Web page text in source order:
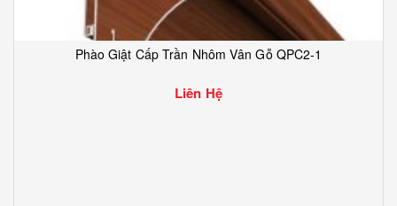
Phào Giật Cấp Trần Nhôm Vân Gỗ QPC2-1
Liên Hệ